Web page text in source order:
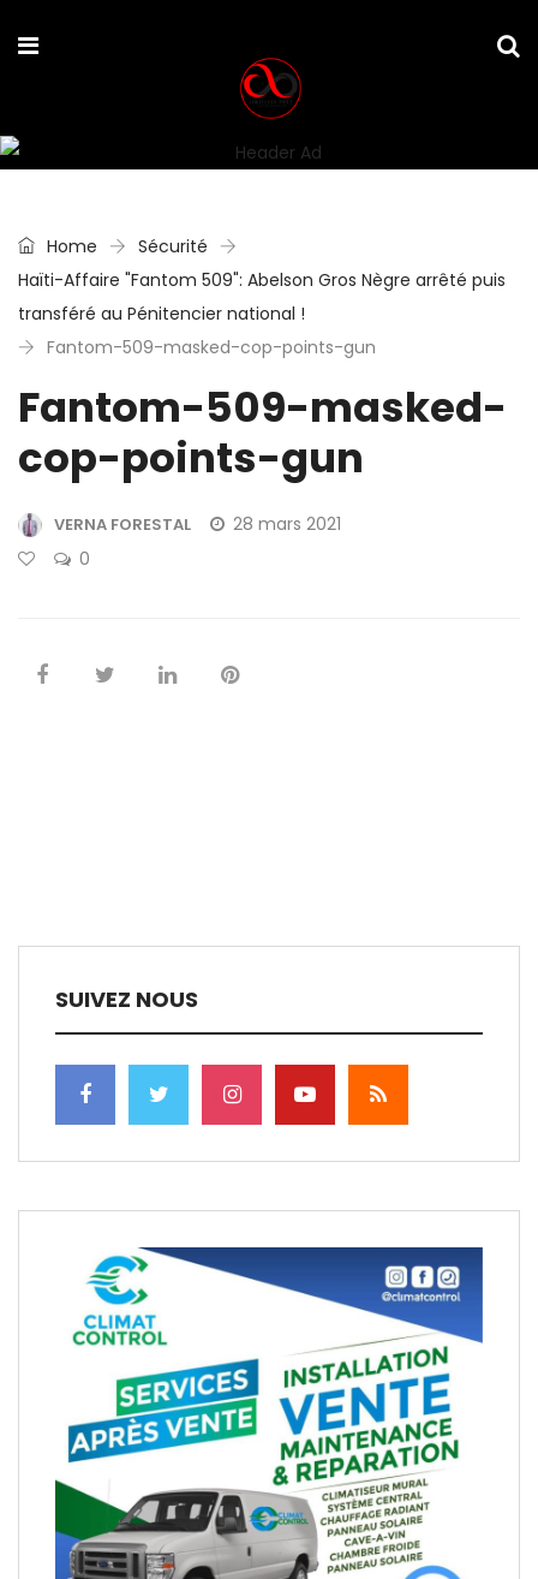
Home
Sécurité
Haïti-Affaire "Fantom 509": Abelson Gros Nègre arrêté puis
transféré au Pénitencier national !
Fantom-509-masked-cop-points-gun
Fantom-509-masked-
cop-points-gun
VERNA FORESTAL
28 mars 2021
0
SUIVEZ NOUS